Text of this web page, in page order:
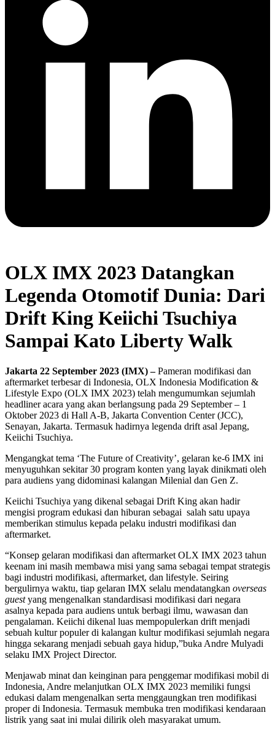
OLX IMX 2023 Datangkan
Legenda Otomotif Dunia: Dari
Drift King Keiichi Tsuchiya
Sampai Kato Liberty Walk
Jakarta 22 September 2023 (IMX)–Pameran modifikasi dan
aftermarket terbesar di Indonesia, OLX Indonesia Modification &
Lifestyle Expo (OLX IMX 2023) telah mengumumkan sejumlah
headliner acara yang akan berlangsung pada 29 September – 1
Oktober 2023 di Hall A-B, Jakarta Convention Center (JCC),
Senayan, Jakarta. Termasuk hadirnya legenda drift asal Jepang,
Keiichi Tsuchiya.
Mengangkat tema ‘The Future of Creativity’, gelaran ke-6 IMX ini
menyuguhkan sekitar 30 program konten yang layak dinikmati oleh
para audiens yang didominasi kalangan Milenial dan Gen Z.
Keiichi Tsuchiya yang dikenal sebagai Drift King akan hadir
mengisi program edukasi dan hiburan sebagai salah satu upaya
memberikan stimulus kepada pelaku industri modifikasi dan
aftermarket.
“Konsep gelaran modifikasi dan aftermarket OLX IMX 2023 tahun
keenam ini masih membawa misi yang sama sebagai tempat strategis
bagi industri modifikasi, aftermarket, dan lifestyle. Seiring
bergulirnya waktu, tiap gelaran IMX selalu mendatangkan overseas
guestyang mengenalkan standardisasi modifikasi dari negara
asalnya kepada para audiens untuk berbagi ilmu, wawasan dan
pengalaman. Keiichi dikenal luas mempopulerkan drift menjadi
sebuah kultur populer di kalangan kultur modifikasi sejumlah negara
hingga sekarang menjadi sebuah gaya hidup,”buka Andre Mulyadi
selaku IMX Project Director.
Menjawab minat dan keinginan para penggemar modifikasi mobil di
Indonesia, Andre melanjutkan OLX IMX 2023 memiliki fungsi
edukasi dalam mengenalkan serta menggaungkan tren modifikasi
proper di Indonesia. Termasuk membuka tren modifikasi kendaraan
listrik yang saat ini mulai dilirik oleh masyarakat umum.